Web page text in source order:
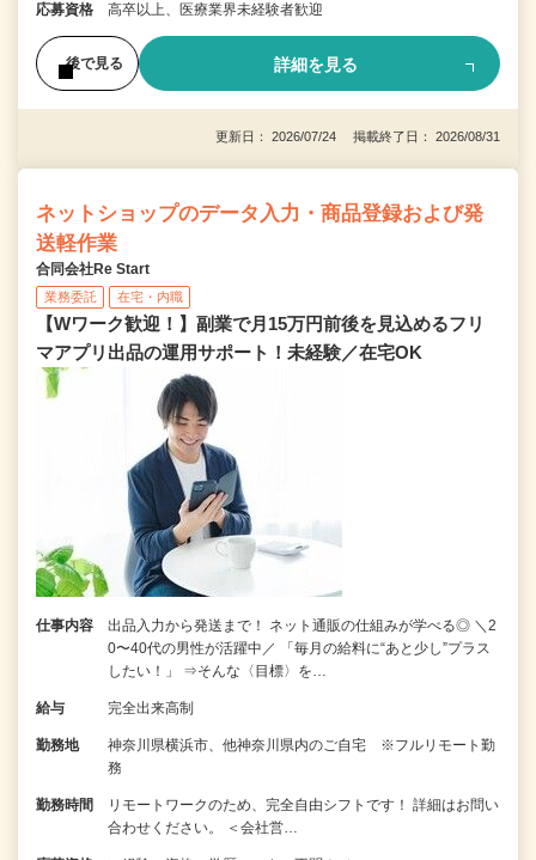
応募資格 高卒以上、医療業界未経験者歓迎
後で見る 詳細を見る
更新日： 2026/07/24 掲載終了日： 2026/08/31
ネットショップのデータ入力・商品登録および発
送軽作業
合同会社Re Start
業務委託 在宅・内職
【Wワーク歓迎！】副業で月15万円前後を見込めるフリ
マアプリ出品の運用サポート！未経験／在宅OK
仕事内容
出品入力から発送まで！ ネット通販の仕組みが学べる◎ ＼2
0〜40代の男性が活躍中／ 「毎月の給料に“あと少し”プラス
したい！」 ⇒そんな〈目標〉を…
給与 完全出来高制
勤務地
神奈川県横浜市、他神奈川県内のご自宅 ※フルリモート勤
務
勤務時間
リモートワークのため、完全自由シフトです！ 詳細はお問い
合わせください。 ＜会社営…